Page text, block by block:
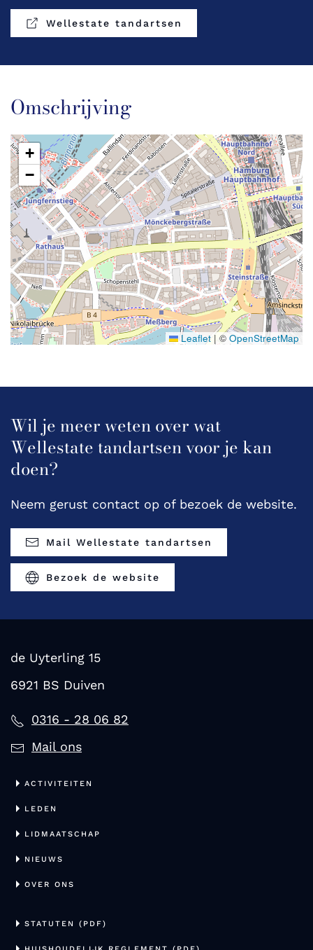
Wellestate tandartsen
Omschrijving
+
−
Leaflet | © OpenStreetMap
Wil je meer weten over wat
Wellestate tandartsen voor je kan
doen?
Neem gerust contact op of bezoek de website.
Mail Wellestate tandartsen
Bezoek de website
de Uyterling 15
6921 BS Duiven
0316 - 28 06 82
Mail ons
ACTIVITEITEN
LEDEN
LIDMAATSCHAP
NIEUWS
OVER ONS
STATUTEN (PDF)